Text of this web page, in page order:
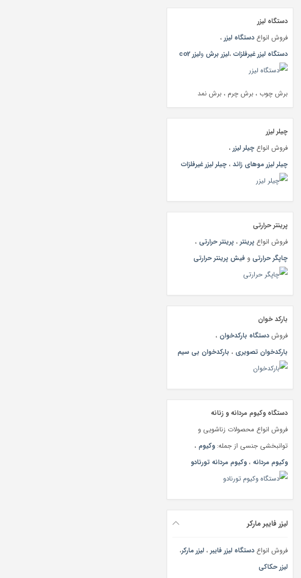
دستگاه لیزر
فروش انواع دستگاه لیزر ،
دستگاه لیزر غیرفلزات ،لیزر برش ولیزر co2
برش چوب ، برش چرم ، برش نمد
چیلر لیزر
فروش انواع چیلر لیزر ،
چیلر لیزر موهای زائد ، چیلر لیزر غیرفلزات
پرینتر حرارتی
فروش انواع پرینتر ، پرینتر حرارتی ،
چاپگر حرارتی و فیش پرینتر حرارتی
بارکد خوان
فروشدستگاه بارکدخوان ،
بارکدخوان تصویری ، بارکدخوان بی سیم
دستگاه وکیوم مردانه و زنانه
فروش انواع محصولات زناشویی و
توانبخشی جنسی از جمله:وکیوم ،
وکیوم مردانه ،وکیوم مردانه تورنادو
لیزر فایبر مارکر
فروش انواع دستگاه لیزر فایبر ، لیزر مارکر،
لیزر حکاکی